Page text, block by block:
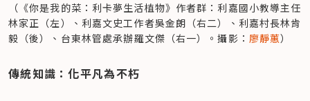
（《你是我的菜：利卡夢生活植物》作者群：利嘉國小教導主任
林家正（左）、利嘉文史工作者吳金朗（右二）、利嘉村長林肯
毅（後）、台東林管處承辦羅文傑（右一）。攝影： 廖靜蕙）
傳統知識：化平凡為不朽